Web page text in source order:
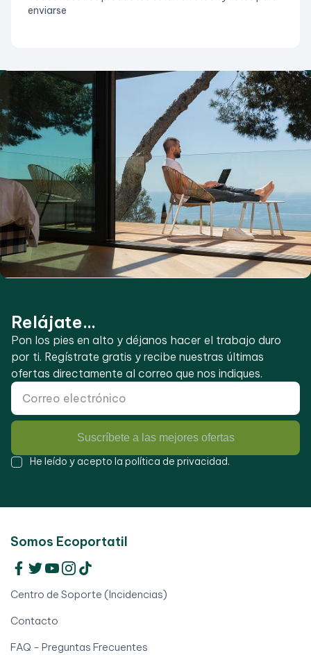
enviarse
Relájate...
Pon los pies en alto y déjanos hacer el trabajo duro
por ti. Regístrate gratis y recibe nuestras últimas
ofertas directamente al correo que nos indiques.
Suscríbete a las mejores ofertas
He leído y acepto la política de privacidad.
Somos Ecoportatil
Centro de Soporte (Incidencias)
Contacto
FAQ - Preguntas Frecuentes